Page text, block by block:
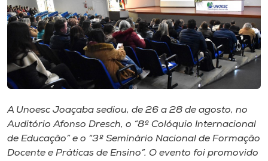
CPA
Biblioteca
Editora
Rádio
Museu
A Unoesc Joaçaba sediou, de 26 a 28 de agosto, no
Auditório Afonso Dresch, o “8º Colóquio Internacional
de Educação” e o “3º Seminário Nacional de Formação
Docente e Práticas de Ensino”. O evento foi promovido